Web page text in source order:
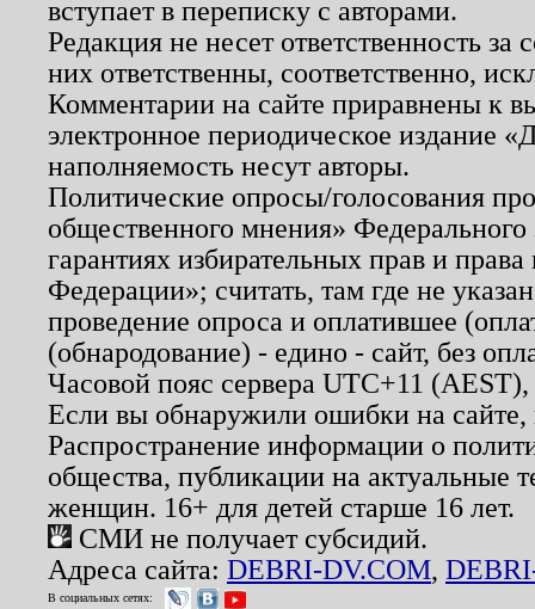
вступает в переписку с авторами.
Редакция не несет ответственность
них ответственны, соответственно,
Комментарии на сайте приравнены к
электронное периодическое издание
наполняемость несут авторы.
Политические опросы/голосования
общественного мнения»
гарантиях избирательных прав и
Федерации»; считать, там где не
проведение опроса и оплатившее
(обнародование) - едино - сайт, без
Часовой пояс сервера UTC+11
Если вы обнаружили ошибки на
Распространение информации о
общества, публикации на актуальные
женщин. 16+ для детей старше 16 лет.
СМИ не получает субсидий.
Адреса сайта: DEBRI-DV.COM,
В социальных сетях: